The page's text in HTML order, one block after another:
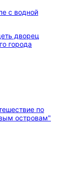
с водной
дворец
города